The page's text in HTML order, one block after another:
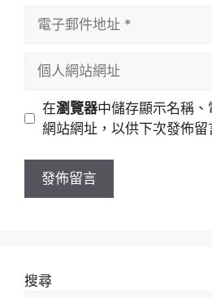
址
站
址
在瀏覽器中儲存顯示名稱
網站網址，以供下次發佈留
搜尋